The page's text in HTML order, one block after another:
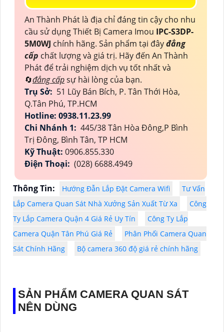
An Thành Phát là địa chỉ đáng tin cậy cho nhu
cầu sử dụng Thiết Bị Camera Imou IPC-S3DP-
5M0WJ chính hãng. Sản phẩm tại đâyđẳng
cấp chất lượng và giá trị. Hãy đến An Thành
Phát để trải nghiệm dịch vụ tốt nhất và
🔄đẳng cấpsự hài lòng của bạn.
Trụ Sở: 51 Lũy Bán Bích, P. Tân Thới Hòa,
Q.Tân Phú, TP.HCM
Hotline: 0938.11.23.99
Chi Nhánh 1: 445/38 Tân Hòa Đông,P Bình
Trị Đông, Bình Tân, TP HCM
Kỹ Thuật: 0906.855.330
Điện Thoại: (028) 6688.4949
Thông Tin: Hướng Đẫn Lắp Đặt Camera Wifi
Tư Vấn
Lắp Camera Quan Sát Nhà Xưởng Sản Xuất Từ Xa
Công
Ty Lắp Camera Quận 4 Giá Rẻ Uy Tín
Công Ty Lắp
Camera Quận Tân Phú Giá Rẻ
Phân Phối Camera Quan
Sát Chính Hãng
Bộ camera 360 độ giá rẻ chính hãng
SẢN PHẨM CAMERA QUAN SÁT
NÊN DÙNG